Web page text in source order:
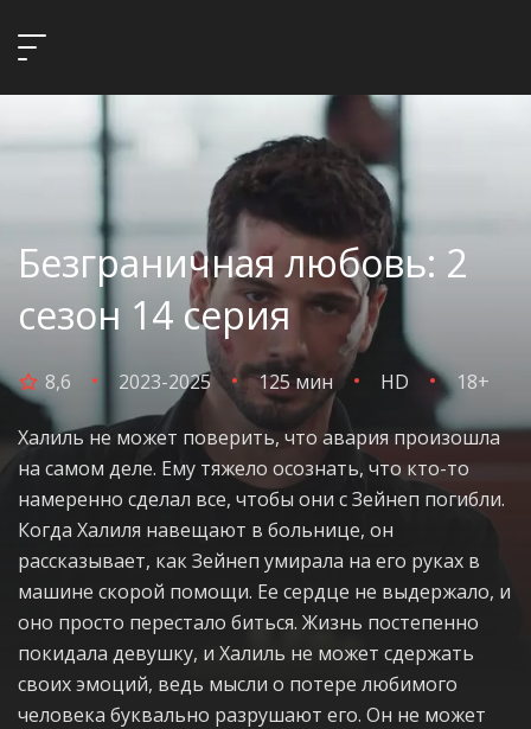
Безграничная любовь: 2
сезон 14 серия
8,6 2023-2025 125 мин HD 18+
Халиль не может поверить, что авария произошла
на самом деле. Ему тяжело осознать, что кто-то
намеренно сделал все, чтобы они с Зейнеп погибли.
Когда Халиля навещают в больнице, он
рассказывает, как Зейнеп умирала на его руках в
машине скорой помощи. Ее сердце не выдержало, и
оно просто перестало биться. Жизнь постепенно
покидала девушку, и Халиль не может сдержать
своих эмоций, ведь мысли о потере любимого
человека буквально разрушают его. Он не может